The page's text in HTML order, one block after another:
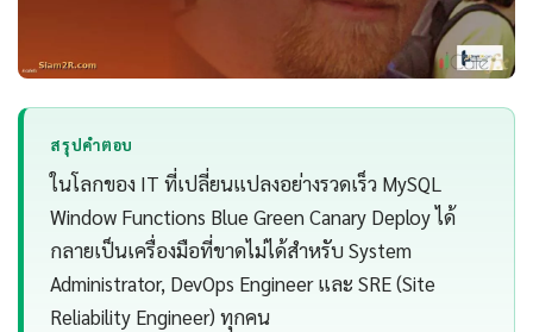
สรุปคำตอบ
ในโลกของ IT ที่เปลี่ยนแปลงอย่างรวดเร็ว MySQL
Window Functions Blue Green Canary Deploy ได้
กลายเป็นเครื่องมือที่ขาดไม่ได้สำหรับ System
Administrator, DevOps Engineer และ SRE (Site
Reliability Engineer) ทุกคน